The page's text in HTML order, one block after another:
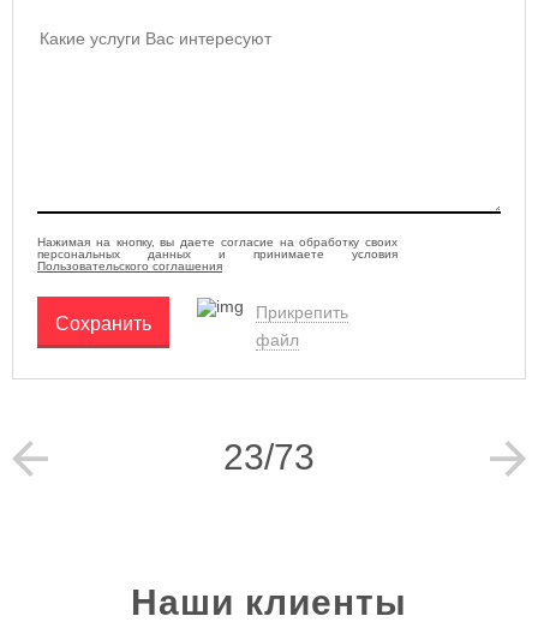
Нажимая на кнопку, вы даете согласие на обработку своих
персональных данных и принимаете условия
Пользовательского соглашения
Сохранить
Прикрепить
файл
23/73
Наши клиенты